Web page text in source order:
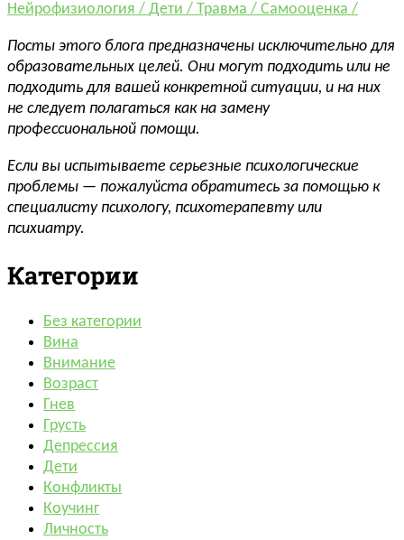
Нейрофизиология / Дети / Травма / Самооценка /
Посты этого блога предназначены исключительно для
образовательных целей. Они могут подходить или не
подходить для вашей конкретной ситуации, и на них
не следует полагаться как на замену
профессиональной помощи.
Если вы испытываете серьезные психологические
проблемы — пожалуйста обратитесь за помощью к
специалисту психологу, психотерапевту или
психиатру.
Категории
Без категории
Вина
Внимание
Возраст
Гнев
Грусть
Депрессия
Дети
Конфликты
Коучинг
Личность